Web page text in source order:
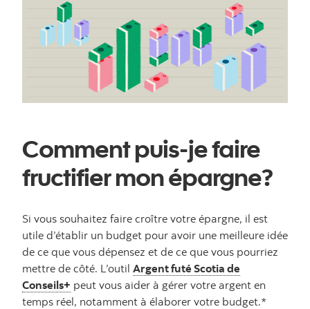
Comment puis-je faire
fructifier mon épargne?
Si vous souhaitez faire croître votre épargne, il est
utile d’établir un budget pour avoir une meilleure idée
de ce que vous dépensez et de ce que vous pourriez
mettre de côté. L’outil Argent futé Scotia de
Conseils+ peut vous aider à gérer votre argent en
temps réel, notamment à élaborer votre budget.*